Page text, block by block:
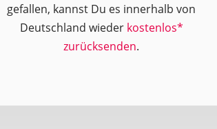
gefallen, kannst Du es innerhalb von
Deutschland wieder kostenlos*
zurücksenden.